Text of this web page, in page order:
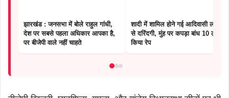
झारखंड : जनसभा में बोले राहुल गांधी,
देश पर सबसे पहला अधिकार आपका है,
पर बीजेपी वाले नहीं चाहते
शादी में शामिल होने गई आदिवासी लड़की
से दरिंदगी, मुंह पर कपड़ा बांध 10 लोगों ने
किया रेप